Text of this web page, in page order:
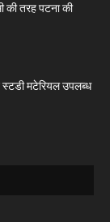
की तरह पटना की
मटेरियल उपलब्ध